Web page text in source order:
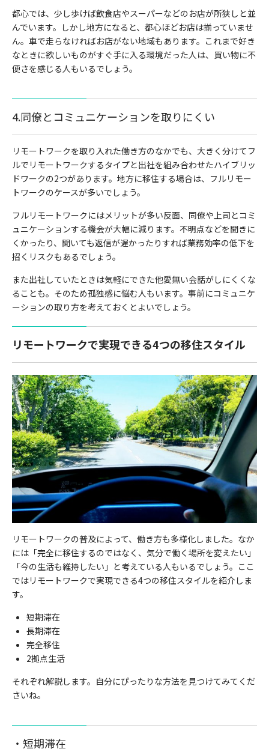
都心では、少し歩けば飲食店やスーパーなどのお店が所狭しと並
んでいます。しかし地方になると、都心ほどお店は揃っていませ
ん。車で走らなければお店がない地域もあります。これまで好き
なときに欲しいものがすぐ手に入る環境だった人は、買い物に不
便さを感じる人もいるでしょう。
4.同僚とコミュニケーションを取りにくい
リモートワークを取り入れた働き方のなかでも、大きく分けてフ
ルでリモートワークするタイプと出社を組み合わせたハイブリッ
ドワークの2つがあります。地方に移住する場合は、フルリモー
トワークのケースが多いでしょう。
フルリモートワークにはメリットが多い反面、同僚や上司とコミ
ュニケーションする機会が大幅に減ります。不明点などを聞きに
くかったり、聞いても返信が遅かったりすれば業務効率の低下を
招くリスクもあるでしょう。
また出社していたときは気軽にできた他愛無い会話がしにくくな
ることも。そのため孤独感に悩む人もいます。事前にコミュニケ
ーションの取り方を考えておくとよいでしょう。
リモートワークで実現できる4つの移住スタイル
リモートワークの普及によって、働き方も多様化しました。なか
には「完全に移住するのではなく、気分で働く場所を変えたい」
「今の生活も維持したい」と考えている人もいるでしょう。ここ
ではリモートワークで実現できる4つの移住スタイルを紹介しま
す。
短期滞在
長期滞在
完全移住
2拠点生活
それぞれ解説します。自分にぴったりな方法を見つけてみてくだ
さいね。
・短期滞在